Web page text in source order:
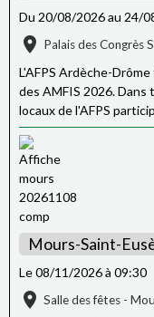
Du 20/08/2026au 24/
Palais des Congrès
L'AFPS Ardèche-
des AMFIS 2026.
locaux de l'AFPS
Mours-Saint-
Le 08/11/2026à 09:30
Salle des fêtes -